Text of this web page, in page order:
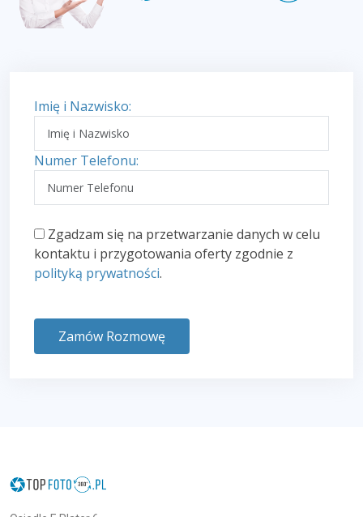
Imię i Nazwisko:
Numer Telefonu:
Zgadzam się na przetwarzanie danych w celu
kontaktu i przygotowania oferty zgodnie z
polityką prywatności.
Zamów Rozmowę